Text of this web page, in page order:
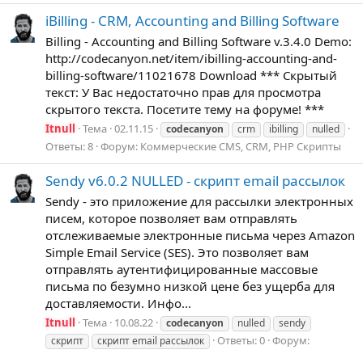
iBilling - CRM, Accounting and Billing Software
Billing - Accounting and Billing Software v.3.4.0 Demo:
http://codecanyon.net/item/ibilling-accounting-and-
billing-software/11021678 Download *** Скрытый
текст: У Вас недостаточно прав для просмотра
скрытого текста. Посетите тему на форуме! ***
Itnull Тема 02.11.15 codecanyon crm ibilling nulled
Ответы: 8 Форум: Коммерческие CMS, CRM, PHP Скрипты
Sendy v6.0.2 NULLED - скрипт email рассылок
Sendy - это приложение для рассылки электронных
писем, которое позволяет вам отправлять
отслеживаемые электронные письма через Amazon
Simple Email Service (SES). Это позволяет вам
отправлять аутентифицированные массовые
письма по безумно низкой цене без ущерба для
доставляемости. Инфо...
Itnull Тема 10.08.22 codecanyon nulled
sendy
скрипт
скрипт email рассылок Ответы: 0 Форум: